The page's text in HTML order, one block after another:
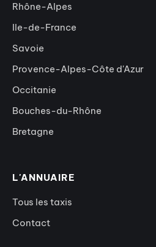
Rhône-Alpes
Ile-de-France
Savoie
Provence-Alpes-Côte d'Azur
Occitanie
Bouches-du-Rhône
Bretagne
L'ANNUAIRE
Tous les taxis
Contact